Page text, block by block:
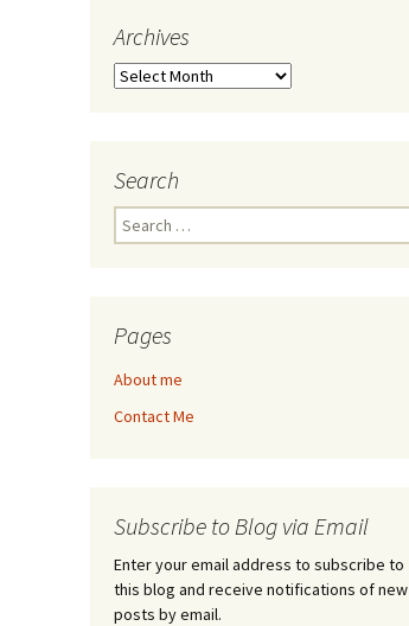
Archives
Archives
Search
Search
for:
Pages
About me
Contact Me
Subscribe to Blog via Email
Enter your email address to subscribe to
this blog and receive notifications of new
posts by email.